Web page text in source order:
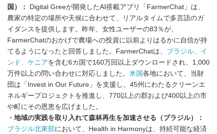
国）：
Digital Greeが開発したAI搭載アプリ「FarmerChat」は、
農家の特定の場所や天候に合わせて、リアルタイムで多言語のガ
イダンスを提供します。昨年、女性ユーザーの83％が、
FarmerChatのおかげで農場への投資に以前よりはるかに自信が持
てるようになったと回答しました。FarmerChatは、 ブラジル、イ
ンド、ケニアを含む6カ国で160万回以上ダウンロードされ、1,000
万件以上の問い合わせに対応しました。 米国 各地において、当財
団は「Invest in Our Future」を支援し、45州にわたるクリーンエ
ネルギープロジェクトを推進し、770以上の郡および400以上の市
や町にその恩恵を広げました。
・地域の実践を取り入れて森林再生を加速させる（ブラジル）：
ブラジル北東部において、Health in Harmonyは、持続可能な経済